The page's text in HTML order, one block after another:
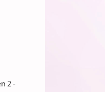
2 -